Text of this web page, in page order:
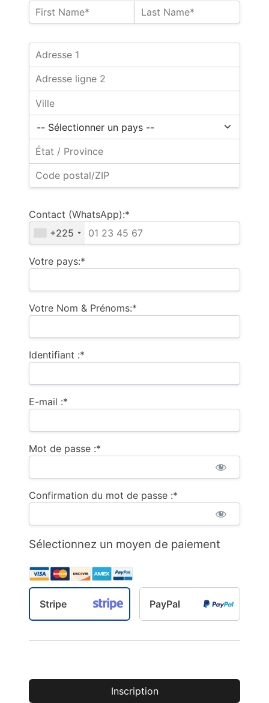
Contact (WhatsApp):*
+225
Votre pays:*
Votre Nom & Prénoms:*
Identifiant :*
E-mail :*
Mot de passe :*
Confirmation du mot de passe :*
Sélectionnez un moyen de paiement
Stripe PayPal
Aucune valeur